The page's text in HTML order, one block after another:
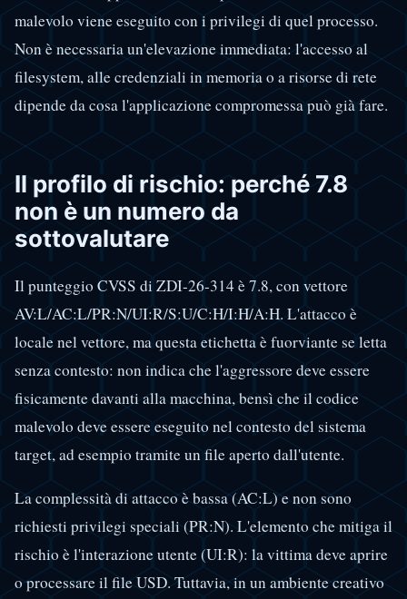
malevolo viene eseguito con i privilegi di quel processo.
Non è necessaria un'elevazione immediata: l'accesso al
filesystem, alle credenziali in memoria o a risorse di rete
dipende da cosa l'applicazione compromessa può già fare.
Il profilo di rischio: perché 7.8
non è un numero da
sottovalutare
Il punteggio CVSS di ZDI-26-314 è 7.8, con vettore
AV:L/AC:L/PR:N/UI:R/S:U/C:H/I:H/A:H. L'attacco è
locale nel vettore, ma questa etichetta è fuorviante se letta
senza contesto: non indica che l'aggressore deve essere
fisicamente davanti alla macchina, bensì che il codice
malevolo deve essere eseguito nel contesto del sistema
target, ad esempio tramite un file aperto dall'utente.
La complessità di attacco è bassa (AC:L) e non sono
richiesti privilegi speciali (PR:N). L'elemento che mitiga il
rischio è l'interazione utente (UI:R): la vittima deve aprire
o processare il file USD. Tuttavia, in un ambiente creativo